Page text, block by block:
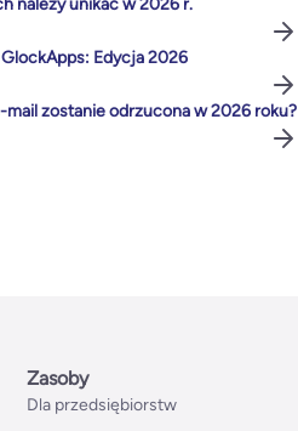
należy unikać w 2026 r.
Edycja 2026
zostanie odrzucona w 2026 roku?
Zasoby
Dla przedsiębiorstw